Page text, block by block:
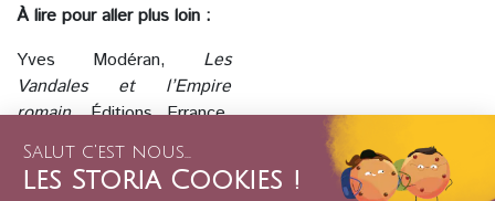
À lire pour aller plus loin :
Yves Modéran, Les
Vandales et l’Empire
romain, Éditions Errance,
2014.
Hervé Inglebert,Atlas de